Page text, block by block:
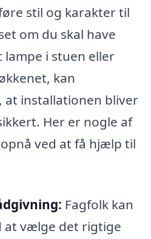
stil og karakter til
om du skal have
i stuen eller
kan
installationen bliver
Her er nogle af
ved at få hjælp til
Fagfolk kan
at vælge det rigtige